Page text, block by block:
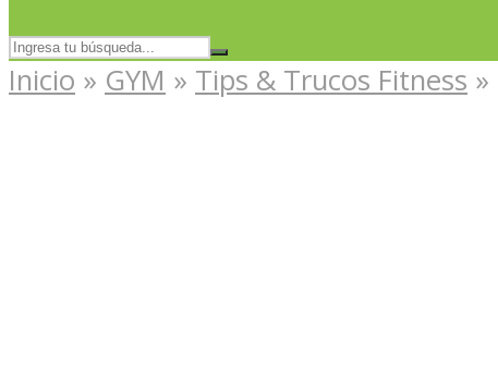
Inicio » GYM » Tips & Trucos Fitness »